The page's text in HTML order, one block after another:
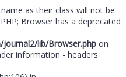
as their class will not be
Browser has a deprecated
lib/Browser.php on
information - headers